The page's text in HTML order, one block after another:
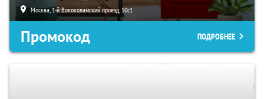
Москва, 1-й Волоколамский проезд, 10с1
Промокод ПОДРОБНЕЕ